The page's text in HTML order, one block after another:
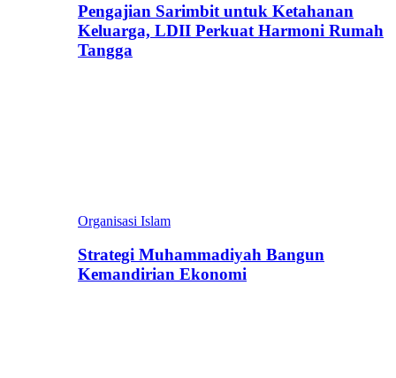
Pengajian Sarimbit untuk Ketahanan
Keluarga, LDII Perkuat Harmoni Rumah
Tangga
Organisasi Islam
Strategi Muhammadiyah Bangun
Kemandirian Ekonomi